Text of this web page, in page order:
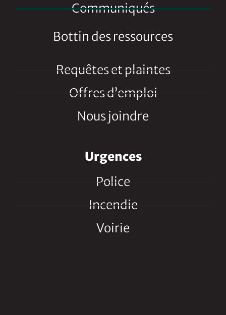
Communiqués
Bottin des ressources
Requêtes et plaintes
Offres d’emploi
Nous joindre
Urgences
Police
Incendie
Voirie